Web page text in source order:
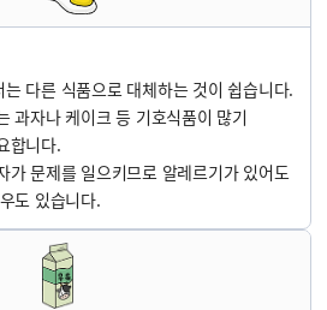
다른 식품으로 대체하는 것이 쉽습니다.
과자나 케이크 등 기호식품이 많기
합니다.
가 문제를 일으키므로 알레르기가 있어도
도 있습니다.